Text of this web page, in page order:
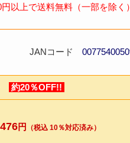
以上で送料無料（一部を除く）
JANコード
約20％OFF!!
円 （税込 10％対応済み）